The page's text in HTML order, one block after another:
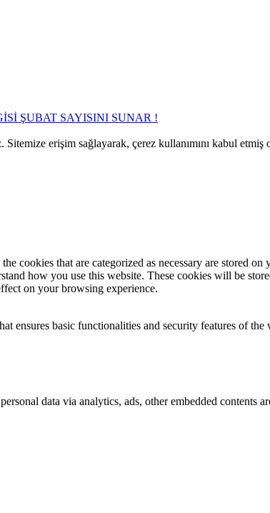
ŞUBAT SAYISINI SUNAR !
erişim sağlayarak, çerez kullanımını kabul etmiş
that are categorized as necessary are stored on
how you use this website. These cookies will be
on your browsing experience.
ensures basic functionalities and security features of the
data via analytics, ads, other embedded contents